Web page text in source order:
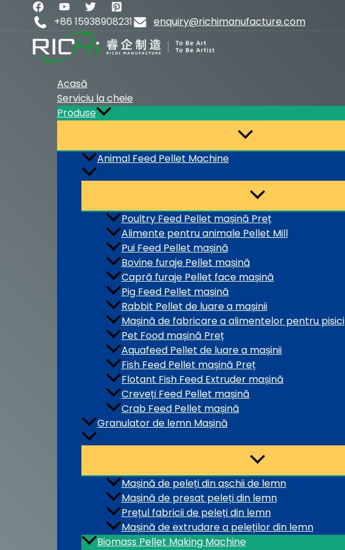
content
+86 15938908231 enquiry@richimanufacture.com
Acasă
Serviciu la cheie
Produse
Animal Feed Pellet Machine
Poultry Feed Pellet mașină Preț
Alimente pentru animale Pellet Mill
Pui Feed Pellet mașină
Bovine furaje Pellet mașină
Capră furaje Pellet face mașină
Pig Feed Pellet mașină
Rabbit Pellet de luare a mașinii
Mașină de fabricare a alimentelor pentru pisici
Pet Food mașină Preț
Aquafeed Pellet de luare a mașinii
Fish Feed Pellet mașină Preț
Flotant Fish Feed Extruder mașină
Creveți Feed Pellet mașină
Crab Feed Pellet mașină
Granulator de lemn Mașină
Mașină de peleți din așchii de lemn
Mașină de presat peleți din lemn
Prețul fabricii de peleți din lemn
Mașină de extrudare a peleților din lemn
Biomass Pellet Making Machine